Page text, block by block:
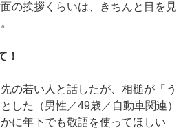
の挨拶くらいは、きちんと目を見
！
の若い人と話したが、相槌が「う
した（男性／49歳／自動車関連）
に年下でも敬語を使ってほしい